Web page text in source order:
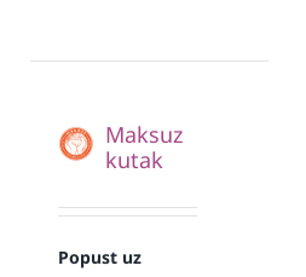
Maksuz
kutak
Popust uz